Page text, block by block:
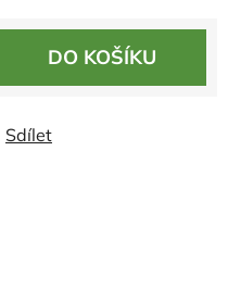
DO KOŠÍKU
Sdílet